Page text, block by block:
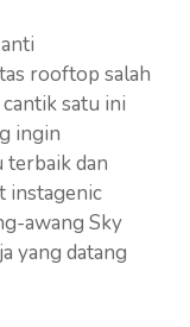
rooftop salah
satu ini
ingin
terbaik dan
instagenic
awang Sky
yang datang